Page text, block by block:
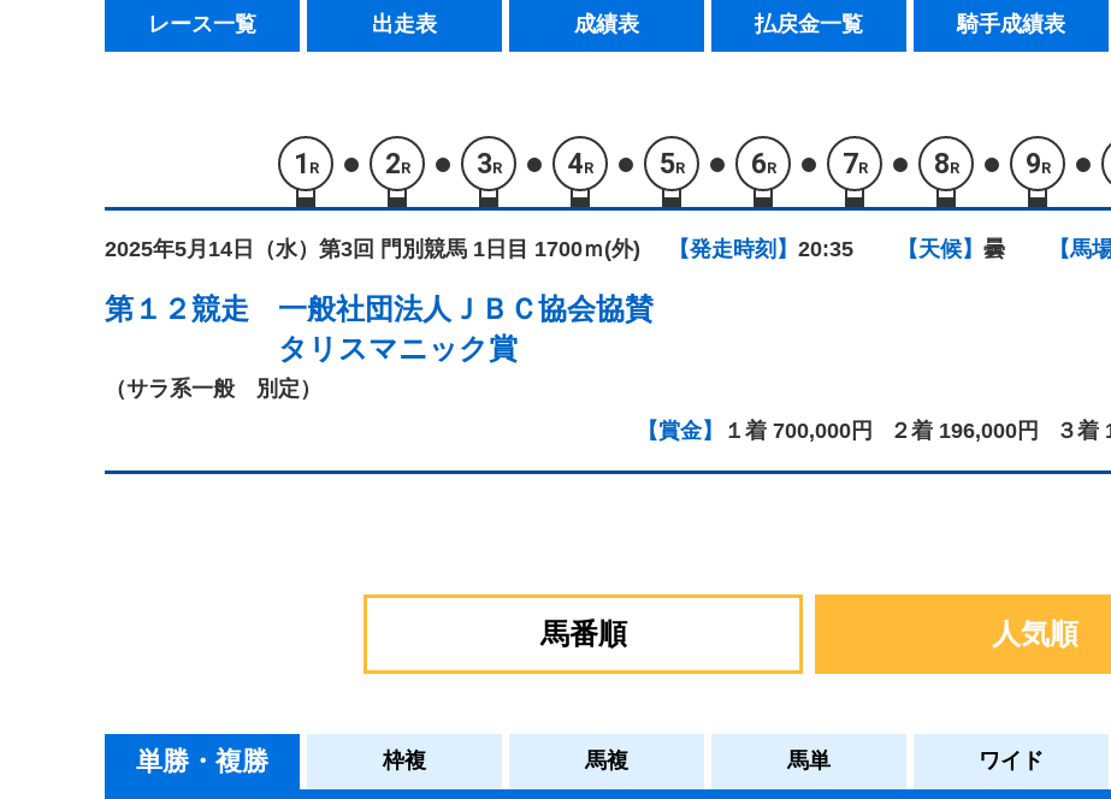
レース一覧 出走表 成績表 払戻金一覧 騎手成績表
1 R 2R 3R 4R 5R 6R 7R 8R 9R
2025年5月14日（水） 第3回 門別競馬 1日目 1700ｍ(外) 【発走時刻】 20:35 【天候】 曇 【馬
第１２競走 一般社団法人ＪＢＣ協会協賛
タリスマニック賞
（サラ系一般 別定）
【賞金】
１着 700,000円 ２着 196,000円 ３着
馬番順 人気順
単勝・複勝 枠複 馬複 馬単 ワイド